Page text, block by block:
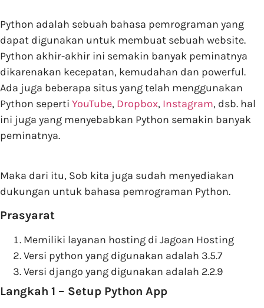
Python adalah sebuah bahasa pemrograman yang
dapat digunakan untuk membuat sebuah website.
Python akhir-akhir ini semakin banyak peminatnya
dikarenakan kecepatan, kemudahan dan powerful.
Ada juga beberapa situs yang telah menggunakan
Python seperti YouTube, Dropbox, Instagram, dsb. hal
ini juga yang menyebabkan Python semakin banyak
peminatnya.
Maka dari itu, Sob kita juga sudah menyediakan
dukungan untuk bahasa pemrograman Python.
Prasyarat
Memiliki layanan hosting di Jagoan Hosting
Versi python yang digunakan adalah 3.5.7
Versi django yang digunakan adalah 2.2.9
Langkah 1 – Setup Python App